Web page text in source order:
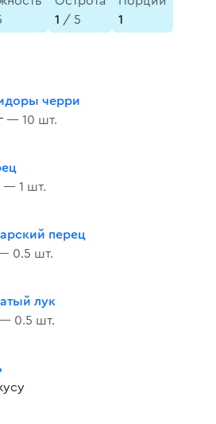
1 / 5
1
черри
— 10 шт.
— 1 шт.
перец
0.5 шт.
лук
0.5 шт.